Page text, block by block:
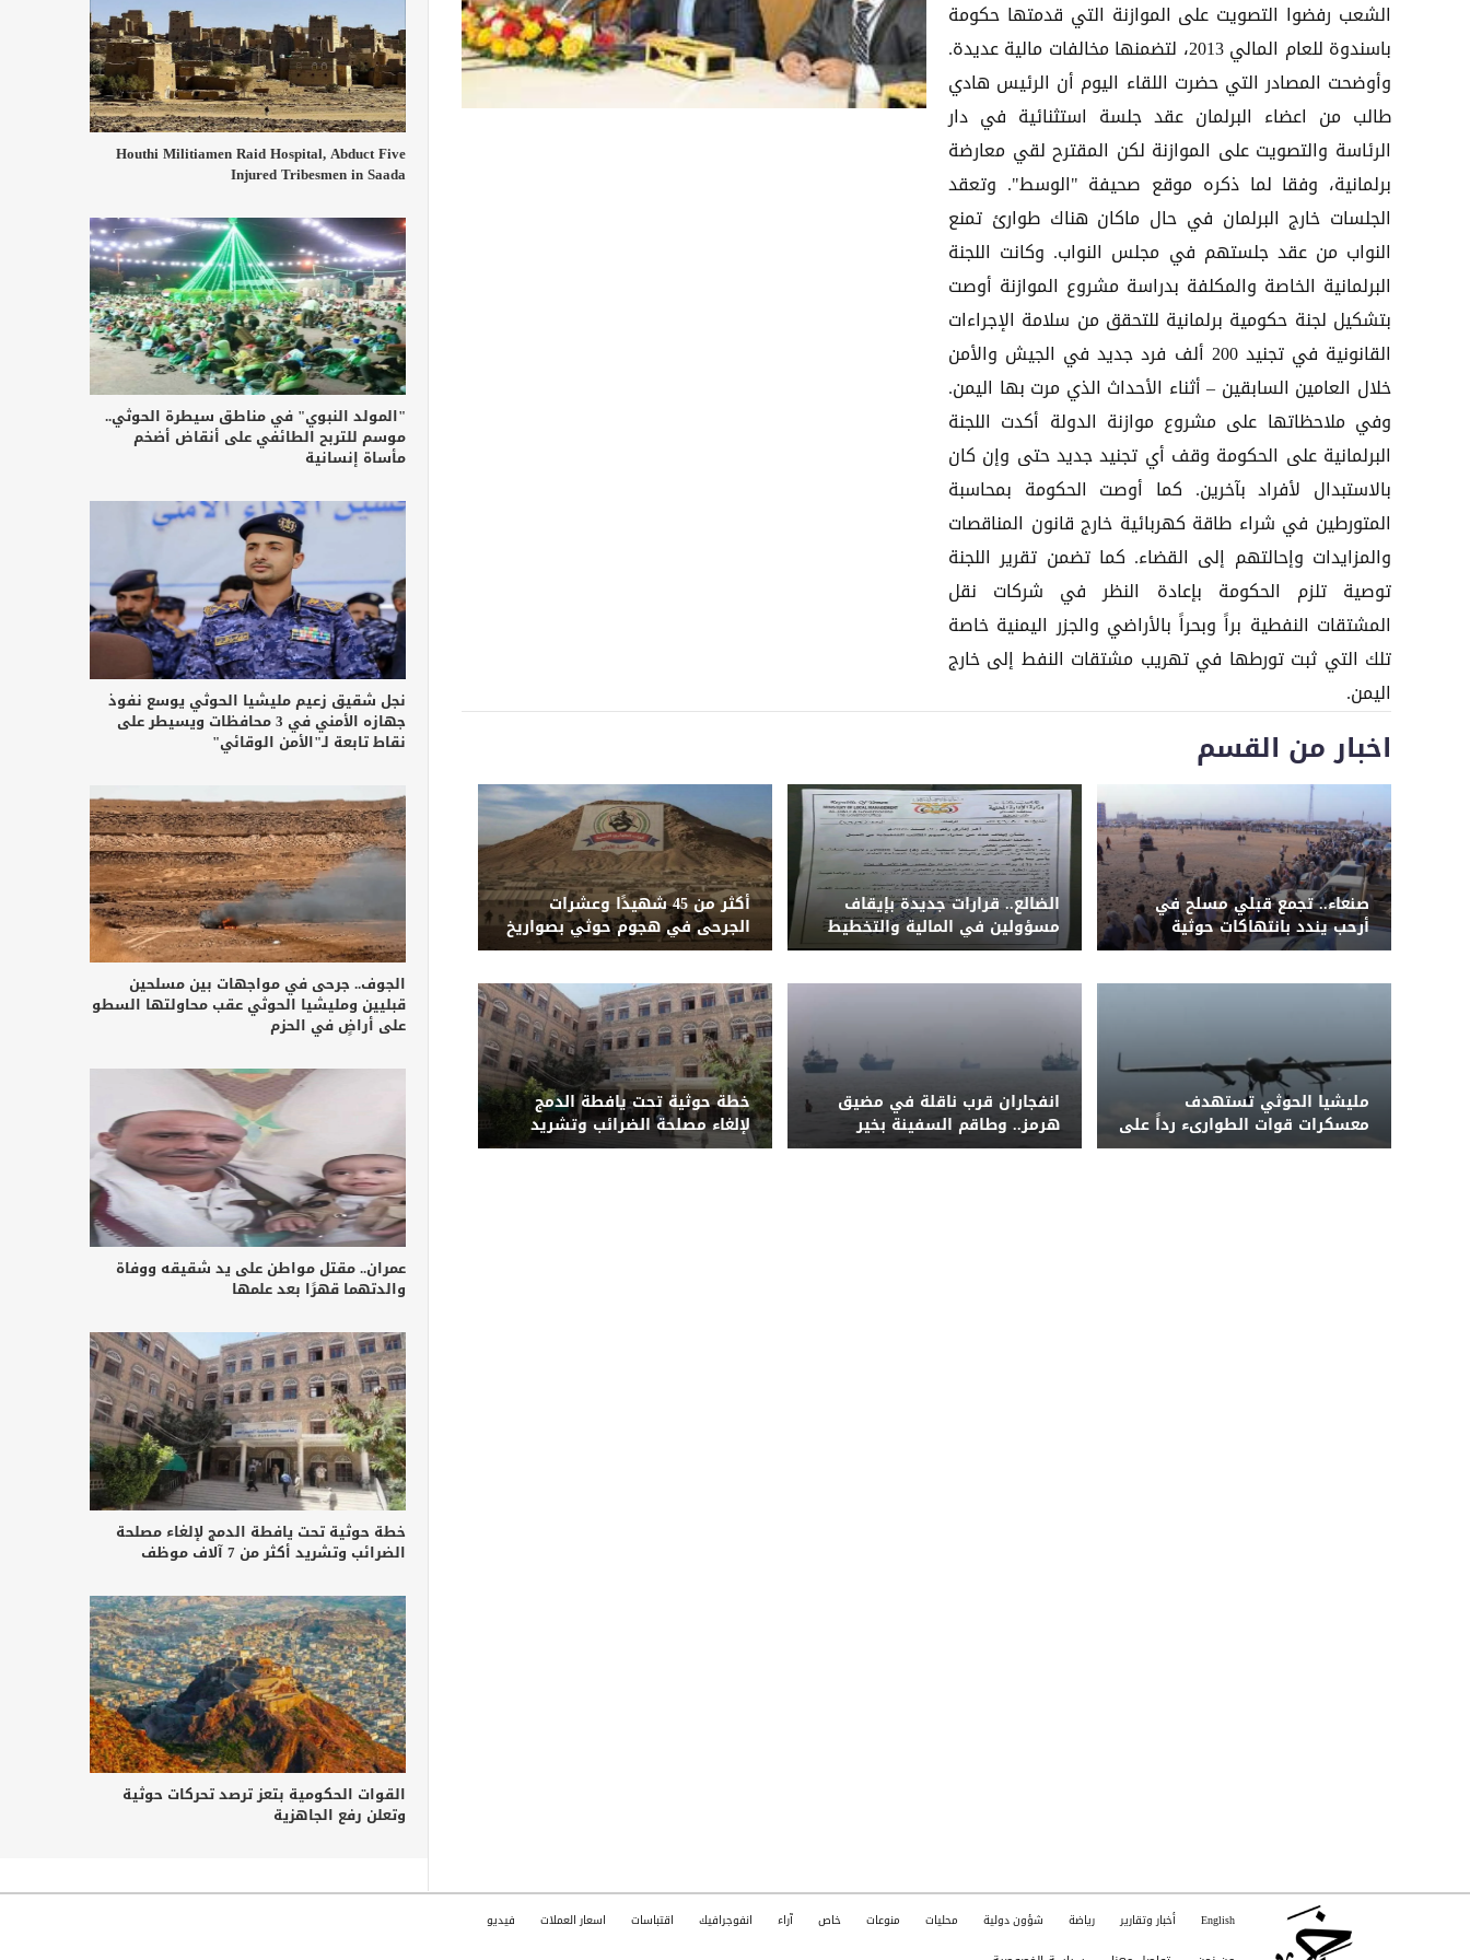
الشعب رفضوا التصويت على الموازنة التي قدمتها حكومة
باسندوة للعام المالي 2013، لتضمنها مخالفات مالية عديدة.
وأوضحت المصادر التي حضرت اللقاء اليوم أن الرئيس هادي
طالب من اعضاء البرلمان عقد جلسة استثنائية في دار
الرئاسة والتصويت على الموازنة لكن المقترح لقي معارضة
برلمانية، وفقا لما ذكره موقع صحيفة "الوسط". وتعقد
الجلسات خارج البرلمان في حال ماكان هناك طوارئ تمنع
النواب من عقد جلستهم في مجلس النواب. وكانت اللجنة
البرلمانية الخاصة والمكلفة بدراسة مشروع الموازنة أوصت
بتشكيل لجنة حكومية برلمانية للتحقق من سلامة الإجراءات
القانونية في تجنيد 200 ألف فرد جديد في الجيش والأمن
خلال العامين السابقين – أثناء الأحداث الذي مرت بها اليمن.
وفي ملاحظاتها على مشروع موازنة الدولة أكدت اللجنة
البرلمانية على الحكومة وقف أي تجنيد جديد حتى وإن كان
بالاستبدال لأفراد بآخرين. كما أوصت الحكومة بمحاسبة
المتورطين في شراء طاقة كهربائية خارج قانون المناقصات
والمزايدات وإحالتهم إلى القضاء. كما تضمن تقرير اللجنة
توصية تلزم الحكومة بإعادة النظر في شركات نقل
المشتقات النفطية براً وبحراً بالأراضي والجزر اليمنية خاصة
تلك التي ثبت تورطها في تهريب مشتقات النفط إلى خارج
اليمن.
اخبار من القسم
صنعاء.. تجمع قبلي مسلح في
أرحب يندد بانتهاكات حوثية
ويطالب بإقالة قيادة الأمن
الضالع.. قرارات جديدة بإيقاف
مسؤولين في المالية والتخطيط
والخدمة المدنية والشؤون
أكثر من 45 شهيدًا وعشرات
الجرحى في هجوم حوثي بصواريخ
باليستية ومسيّرات على معسكر
مليشيا الحوثي تستهدف
معسكرات قوات الطوارىء رداً على
نجاحات أمنية
انفجاران قرب ناقلة في مضيق
هرمز.. وطاقم السفينة بخير
خطة حوثية تحت يافطة الدمج
لإلغاء مصلحة الضرائب وتشريد
أكثر من 7 آلاف موظف
Houthi Militiamen Raid Hospital, Abduct Five
Injured Tribesmen in Saada
"المولد النبوي" في مناطق سيطرة الحوثي..
موسم للتربح الطائفي على أنقاض أضخم
مأساة إنسانية
نجل شقيق زعيم مليشيا الحوثي يوسع نفوذ
جهازه الأمني في 3 محافظات ويسيطر على
نقاط تابعة لـ"الأمن الوقائي"
الجوف.. جرحى في مواجهات بين مسلحين
قبليين ومليشيا الحوثي عقب محاولتها السطو
على أراضٍ في الحزم
عمران.. مقتل مواطن على يد شقيقه ووفاة
والدتهما قهرًا بعد علمها
خطة حوثية تحت يافطة الدمج لإلغاء مصلحة
الضرائب وتشريد أكثر من 7 آلاف موظف
القوات الحكومية بتعز ترصد تحركات حوثية
وتعلن رفع الجاهزية
English أخبار وتقارير رياضة شؤون دولية محليات منوعات خاص آراء انفوجرافيك اقتباسات اسعار العملات فيديو